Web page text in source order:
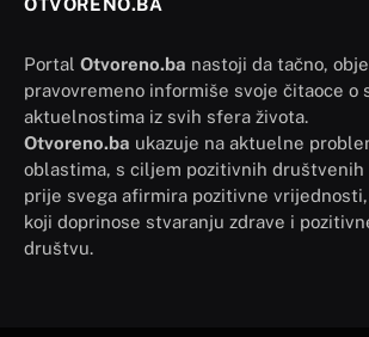
OTVORENO.BA
Portal Otvoreno.ba nastoji da tačno,
pravovremeno informiše svoje čitaoce o
aktuelnostima iz svih sfera života.
Otvoreno.ba ukazuje na aktuelne
oblastima, s ciljem pozitivnih društvenih
prije svega afirmira pozitivne
koji doprinose stvaranju zdrave i
društvu.